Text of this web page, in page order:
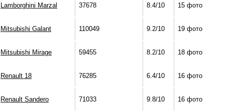
Lamborghini Marzal 37678 8.4/10 15 фото
Mitsubishi Galant 110049 9.2/10 19 фото
Mitsubishi Mirage 59455 8.2/10 18 фото
Renault 18 76285 6.4/10 16 фото
Renault Sandero 71033 9.8/10 16 фото